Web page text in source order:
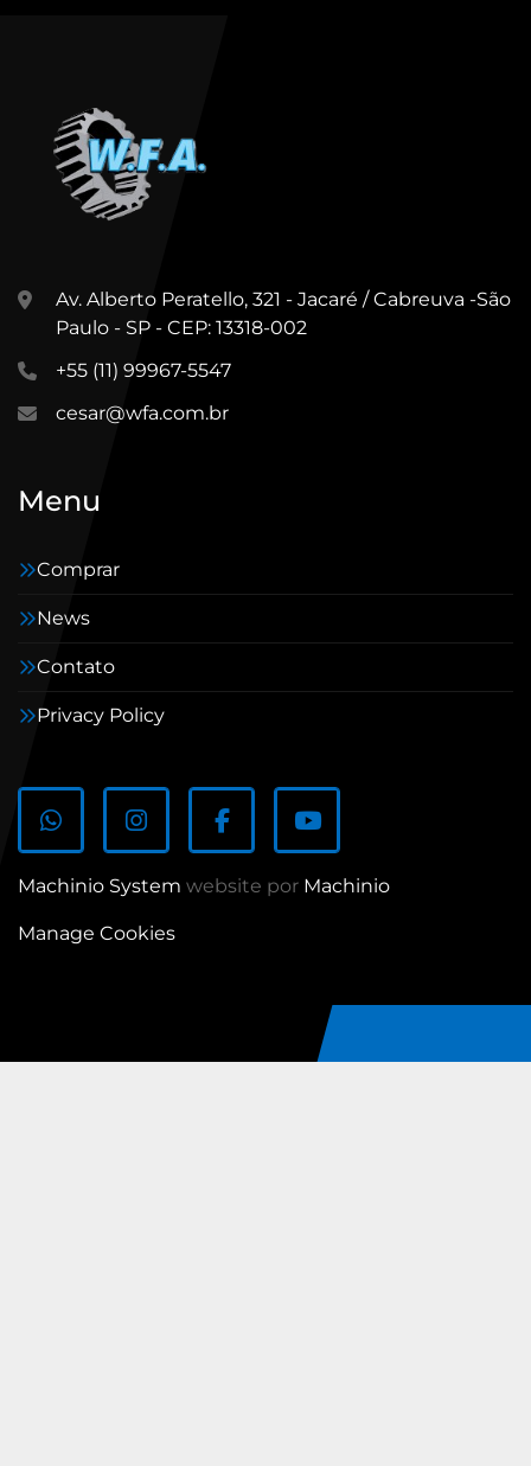
Av. Alberto Peratello, 321 - Jacaré / Cabreuva -São
Paulo - SP - CEP: 13318-002
+55 (11) 99967-5547
cesar@wfa.com.br
Menu
Comprar
News
Contato
Privacy Policy
whatsappinstagramfacebookyoutube
Machinio System website por Machinio
Manage Cookies